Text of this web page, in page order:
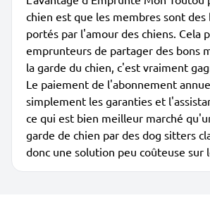
chien est que les membres sont des
portés par l'amour des chiens. Cela
emprunteurs de partager des bons
la garde du chien, c'est vraiment
Le paiement de l'abonnement
simplement les garanties et
ce qui est bien meilleur marché
garde de chien par des dog sitters
donc une solution peu coûteuse sur